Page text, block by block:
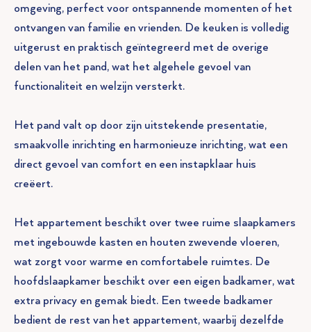
omgeving, perfect voor ontspannende momenten of het
ontvangen van familie en vrienden. De keuken is volledig
uitgerust en praktisch geïntegreerd met de overige
delen van het pand, wat het algehele gevoel van
functionaliteit en welzijn versterkt.
Het pand valt op door zijn uitstekende presentatie,
smaakvolle inrichting en harmonieuze inrichting, wat een
direct gevoel van comfort en een instapklaar huis
creëert.
Het appartement beschikt over twee ruime slaapkamers
met ingebouwde kasten en houten zwevende vloeren,
wat zorgt voor warme en comfortabele ruimtes. De
hoofdslaapkamer beschikt over een eigen badkamer, wat
extra privacy en gemak biedt. Een tweede badkamer
bedient de rest van het appartement, waarbij dezelfde